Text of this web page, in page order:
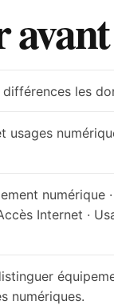
différences les
usages
numérique
Internet ·
numériques.